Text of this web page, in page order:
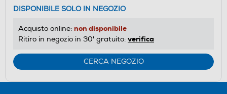
DISPONIBILE SOLO IN NEGOZIO
Acquisto online: non disponibile
Ritiro in negozio in 30' gratuito: verifica
CERCA NEGOZIO